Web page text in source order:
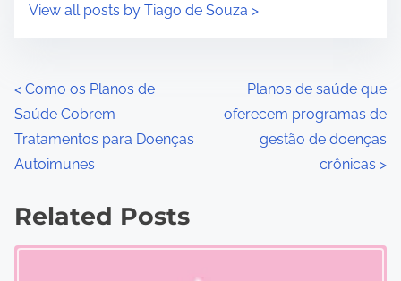
View all posts by Tiago de Souza >
P
o
s
t
< Como os Planos de
Saúde Cobrem
Tratamentos para Doenças
Autoimunes
Planos de saúde que
oferecem programas de
gestão de doenças
crônicas >
Related Posts